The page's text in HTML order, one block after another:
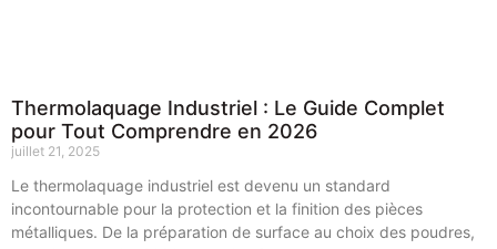
Thermolaquage Industriel : Le Guide Complet
pour Tout Comprendre en 2026
juillet 21, 2025
Le thermolaquage industriel est devenu un standard
incontournable pour la protection et la finition des pièces
métalliques. De la préparation de surface au choix des poudres,